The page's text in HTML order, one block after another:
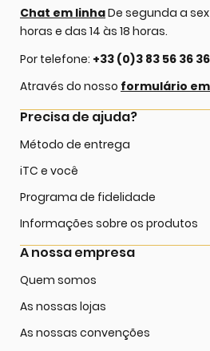
Chat em linhaDe segunda a
horas e das 14 às 18 horas.
Por telefone: +33 (0)3 83 56 36 36
Através do nosso formulário
A nossa empresa
Quem somos
As nossas lojas
As nossas convenções
Precisa de ajuda?
Método de entrega
iTC e você
Programa de fidelidade
Informações sobre os produtos